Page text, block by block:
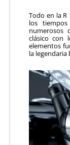
Todo en la
los
numerosos
clásico con
elementos
la legendaria